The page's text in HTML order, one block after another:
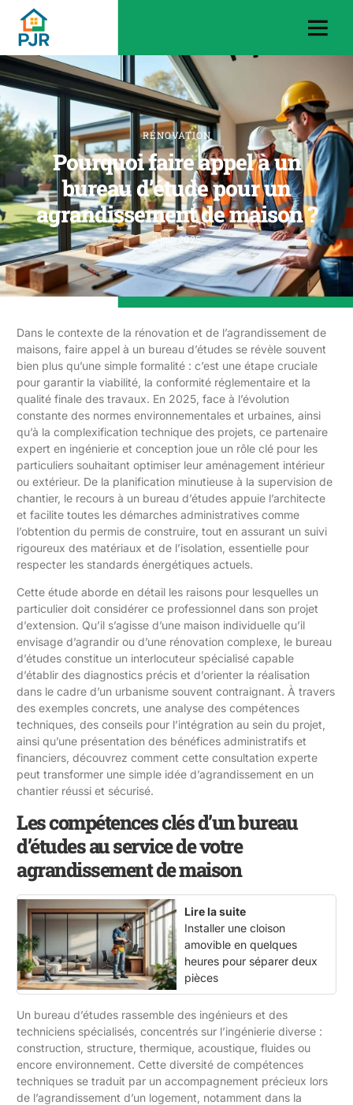
RÉNOVATION
Pourquoi faire appel à un
bureau d’étude pour un
agrandissement de maison ?
2 juin 2025
Dans le contexte de la rénovation et de l’agrandissement de
maisons, faire appel à un bureau d’études se révèle souvent
bien plus qu’une simple formalité : c’est une étape cruciale
pour garantir la viabilité, la conformité réglementaire et la
qualité finale des travaux. En 2025, face à l’évolution
constante des normes environnementales et urbaines, ainsi
qu’à la complexification technique des projets, ce partenaire
expert en ingénierie et conception joue un rôle clé pour les
particuliers souhaitant optimiser leur aménagement intérieur
ou extérieur. De la planification minutieuse à la supervision de
chantier, le recours à un bureau d’études appuie l’architecte
et facilite toutes les démarches administratives comme
l’obtention du permis de construire, tout en assurant un suivi
rigoureux des matériaux et de l’isolation, essentielle pour
respecter les standards énergétiques actuels.
Cette étude aborde en détail les raisons pour lesquelles un
particulier doit considérer ce professionnel dans son projet
d’extension. Qu’il s’agisse d’une maison individuelle qu’il
envisage d’agrandir ou d’une rénovation complexe, le bureau
d’études constitue un interlocuteur spécialisé capable
d’établir des diagnostics précis et d’orienter la réalisation
dans le cadre d’un urbanisme souvent contraignant. À travers
des exemples concrets, une analyse des compétences
techniques, des conseils pour l’intégration au sein du projet,
ainsi qu’une présentation des bénéfices administratifs et
financiers, découvrez comment cette consultation experte
peut transformer une simple idée d’agrandissement en un
chantier réussi et sécurisé.
Les compétences clés d’un bureau
d’études au service de votre
agrandissement de maison
Lire la suite
Installer une cloison
amovible en quelques
heures pour séparer deux
pièces
Un bureau d’études rassemble des ingénieurs et des
techniciens spécialisés, concentrés sur l’ingénierie diverse :
construction, structure, thermique, acoustique, fluides ou
encore environnement. Cette diversité de compétences
techniques se traduit par un accompagnement précieux lors
de l’agrandissement d’un logement, notamment dans la